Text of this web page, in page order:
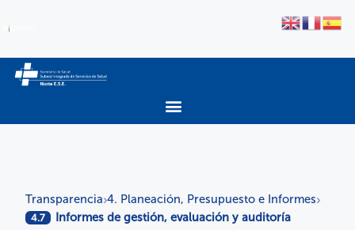
Transparencia›4. Planeación, Presupuesto e Informes›
4.7 Informes de gestión, evaluación y auditoría